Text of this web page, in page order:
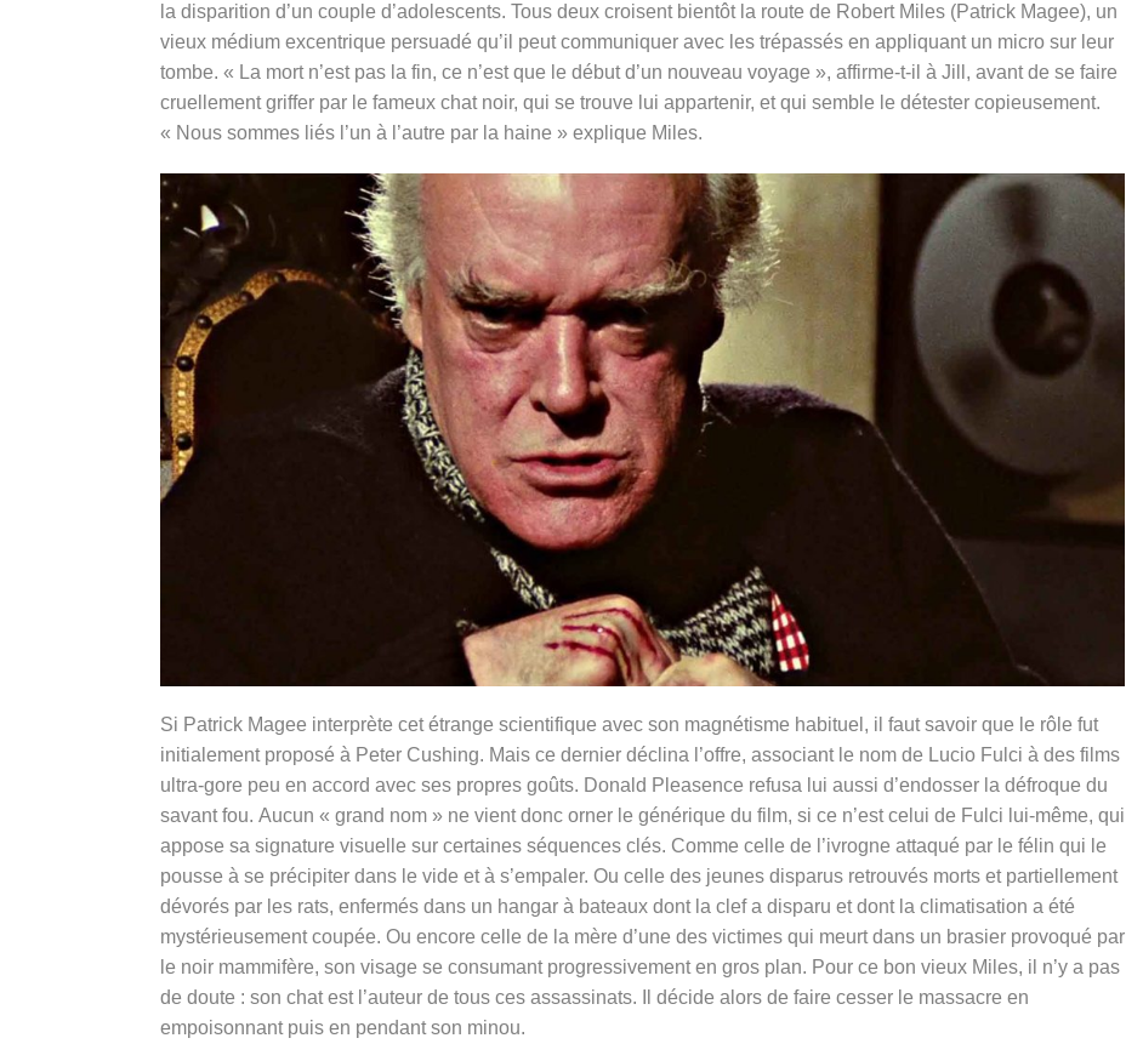
la disparition d’un couple d’adolescents. Tous deux croisent bientôt la route de Robert Miles (Patrick Magee), un
vieux médium excentrique persuadé qu’il peut communiquer avec les trépassés en appliquant un micro sur leur
tombe. « La mort n’est pas la fin, ce n’est que le début d’un nouveau voyage », affirme-t-il à Jill, avant de se faire
cruellement griffer par le fameux chat noir, qui se trouve lui appartenir, et qui semble le détester copieusement.
« Nous sommes liés l’un à l’autre par la haine » explique Miles.
Si Patrick Magee interprète cet étrange scientifique avec son magnétisme habituel, il faut savoir que le rôle fut
initialement proposé à Peter Cushing. Mais ce dernier déclina l’offre, associant le nom de Lucio Fulci à des films
ultra-gore peu en accord avec ses propres goûts. Donald Pleasence refusa lui aussi d’endosser la défroque du
savant fou. Aucun « grand nom » ne vientdonc orner le générique du film, si ce n’est celui de Fulci lui-même, qui
appose sa signature visuelle sur certaines séquences clés. Comme celle de l’ivrogne attaqué par le félin qui le
pousse à se précipiter dans le vide et à s’empaler. Ou celle des jeunes disparus retrouvés morts et partiellement
dévorés par les rats, enfermés dans un hangar à bateaux dont la clef a disparu et dont la climatisation a été
mystérieusement coupée. Ou encore celle de la mère d’une des victimes qui meurt dans un brasier provoqué par
le noir mammifère, son visage se consumant progressivement en gros plan. Pour ce bon vieux Miles, il n’y a pas
de doute : son chat est l’auteur de tous ces assassinats. Il décide alors de faire cesser le massacre en
empoisonnant puis en pendant son minou.